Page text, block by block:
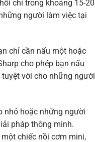
chỉ trong khoảng 15-20
người làm việc tại
chỉ cần nấu một hoặc
cho phép bạn nấu
vời cho những người
nhỏ hoặc những người
pháp thông minh.
chiếc nồi cơm mini,